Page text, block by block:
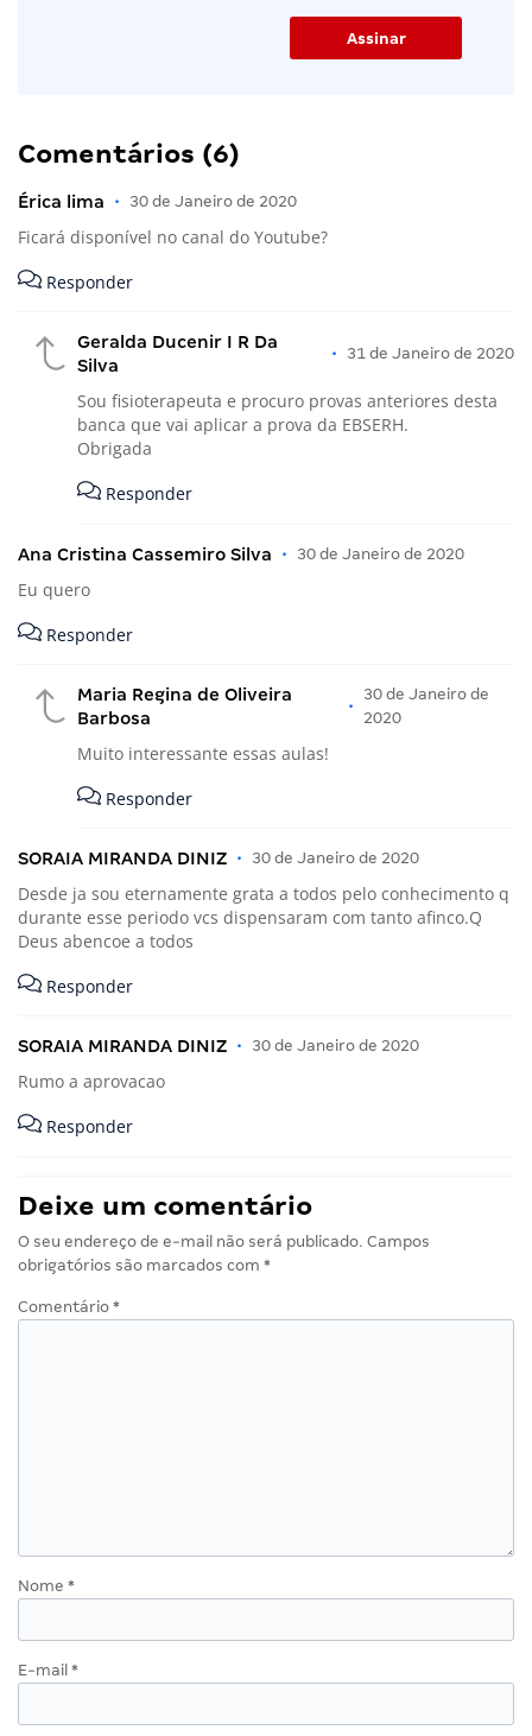
Comentários (6)
Érica lima • 30 de Janeiro de 2020
Ficará disponível no canal do Youtube?
Responder
Geralda Ducenir I R Da
Silva
• 31 de Janeiro de 2020
Sou fisioterapeuta e procuro provas anteriores desta
banca que vai aplicar a prova da EBSERH.
Obrigada
Responder
Ana Cristina Cassemiro Silva • 30 de Janeiro de 2020
Eu quero
Responder
Maria Regina de Oliveira
Barbosa
•
30 de Janeiro de
2020
Muito interessante essas aulas!
Responder
SORAIA MIRANDA DINIZ • 30 de Janeiro de 2020
Desde ja sou eternamente grata a todos pelo conhecimento q
durante esse periodo vcs dispensaram com tanto afinco.Q
Deus abencoe a todos
Responder
SORAIA MIRANDA DINIZ • 30 de Janeiro de 2020
Rumo a aprovacao
Responder
Deixe um comentário
O seu endereço de e-mail não será publicado. Campos
obrigatórios são marcados com *
Comentário *
Nome *
E-mail *